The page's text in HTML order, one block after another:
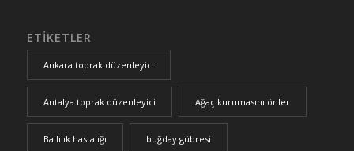
ETIKETLER
Ankara toprak düzenleyici
Antalya toprak düzenleyici Ağaç kurumasını önler
Ballılık hastalığı buğday gübresi